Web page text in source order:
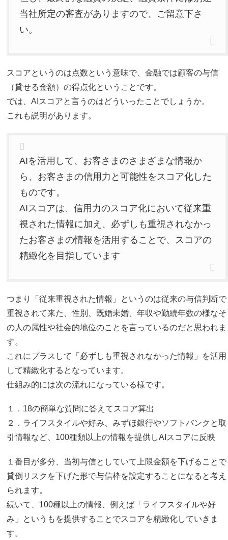
当社所定の審査がありますので、ご留意下さ
い。
スコアというのは点数という意味で、金融では顧客の与信
（貸せる金額）の得点化ということです。
では、AIスコアと言うのはどういったことでしょうか。
これも説明があります。
AIを活用して、お客さまのさまざまな情報か
ら、お客さまの信用力と可能性をスコア化した
ものです。
AIスコアは、信用力のスコア化において従来重
視された情報に加え、必ずしも重視されなかっ
たお客さまの情報を活用することで、スコアの
精緻化を目指しています
つまり「従来重視された情報」というのは従来の与信判断で
重視されて来た、性別、既婚未婚、年収や勤続年数の様なそ
の人の属性や社会的地位のことを言っているのだと思われま
す。
これにプラスして「必ずしも重視されなかった情報」を活用
して精緻化するとなっています。
仕組み的には次の流れになっている様です。
１．18の簡単な質問に答えてスコア算出
２．ライフスタイルや好み、みずほ銀行やソフトバンクと取
引情報など、100種類以上の情報を提供しAIスコアに反映
１番目が多分、当初与信としていて上限金額を下げることで
貸倒リスクを下げた形で与信枠を設定することになると考え
られます。
続いて、100種以上の情報、例えば「ライフスタイルや好
み」というもを提供することでスコアを精緻化していきま
す。